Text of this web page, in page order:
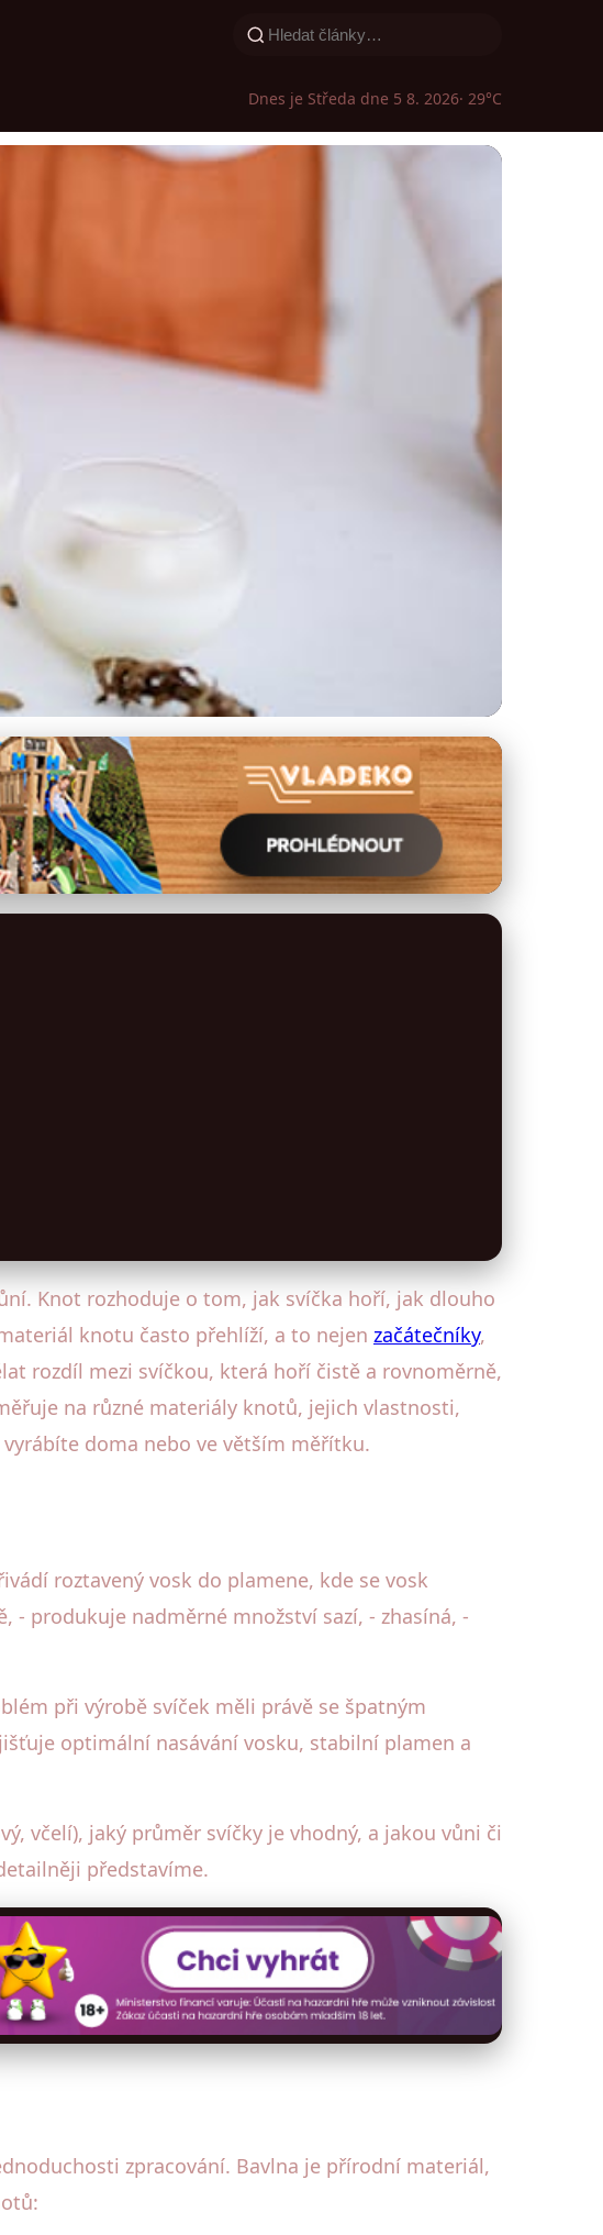
Dnes je Středa dne 5 8. 2026· 29°C
hoření svíček
Knot rozhoduje o tom, jak svíčka hoří, jak dlouho
knotu často přehlíží, a to nejen začátečníky,
rozdíl mezi svíčkou, která hoří čistě a rovnoměrně,
na různé materiály knotů, jejich vlastnosti,
vyrábíte doma nebo ve větším měřítku.
roztavený vosk do plamene, kde se vosk
- produkuje nadměrné množství sazí, - zhasíná, -
při výrobě svíček měli právě se špatným
optimální nasávání vosku, stabilní plamen a
včelí), jaký průměr svíčky je vhodný, a jakou vůni či
představíme.
zpracování. Bavlna je přírodní materiál,